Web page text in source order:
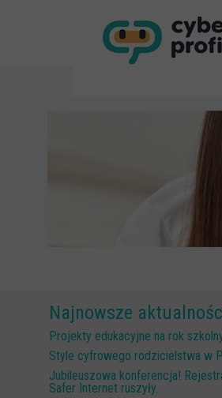
Najnowsze
Projekty edukacyjne na rok
Style cyfrowego rodzicielstwa w
Jubileuszowa konferencja!
Safer Internet ruszyły.